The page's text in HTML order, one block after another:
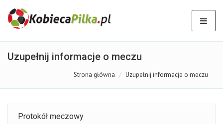
Uzupełnij informacje o meczu
Strona główna Uzupełnij informacje o meczu
Protokół meczowy